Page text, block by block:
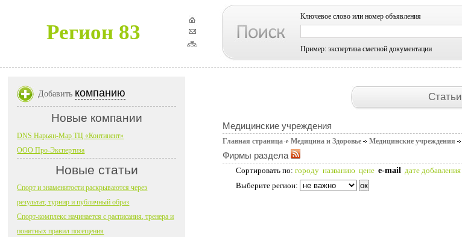
Регион 83
Ключевое слово или номер объявления
Пример: экспертиза сметной документации
Статьи
Медицинские учреждения
Главная страница Медицина и Здоровье Медицинские учреждения
Фирмы раздела
Сортировать по: городу названию цене e-mail дате добавления
Выберите регион:
Добавить компанию
Новые компании
DNS Нарьян-Мар ТЦ «Континент»
ООО Про-Экспертиза
Новые статьи
Спорт и знаменитости раскрываются через
результат, турнир и публичный образ
Спорт-комплекс начинается с расписания, тренера и
понятных правил посещения